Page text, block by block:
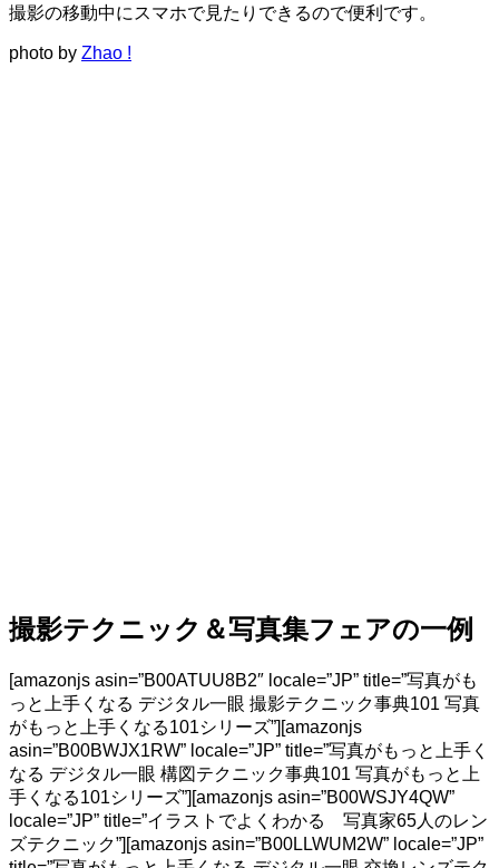
撮影の移動中にスマホで見たりできるので便利です。
photo by Zhao !
撮影テクニック＆写真集フェアの一例
[amazonjs asin=”B00ATUU8B2″ locale=”JP” title=”写真がも
っと上手くなる デジタル一眼 撮影テクニック事典101 写真
がもっと上手くなる101シリーズ”][amazonjs
asin=”B00BWJX1RW” locale=”JP” title=”写真がもっと上手く
なる デジタル一眼 構図テクニック事典101 写真がもっと上
手くなる101シリーズ”][amazonjs asin=”B00WSJY4QW”
locale=”JP” title=”イラストでよくわかる 写真家65人のレン
ズテクニック”][amazonjs asin=”B00LLWUM2W” locale=”JP”